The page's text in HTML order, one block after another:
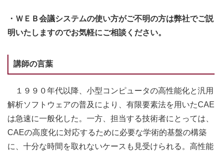
・ＷＥＢ会議システムの使い方がご不明の方は弊社でご説
明いたしますのでお気軽にご相談ください。
講師の言葉
１９９０年代以降、小型コンピュータの高性能化と汎用
解析ソフトウェアの普及により、有限要素法を用いたCAE
は急速に一般化した。一方、担当する技術者にとっては、
CAEの高度化に対応するために必要な学術的基盤の構築
に、十分な時間を取れないケースも見受けられる。高性能